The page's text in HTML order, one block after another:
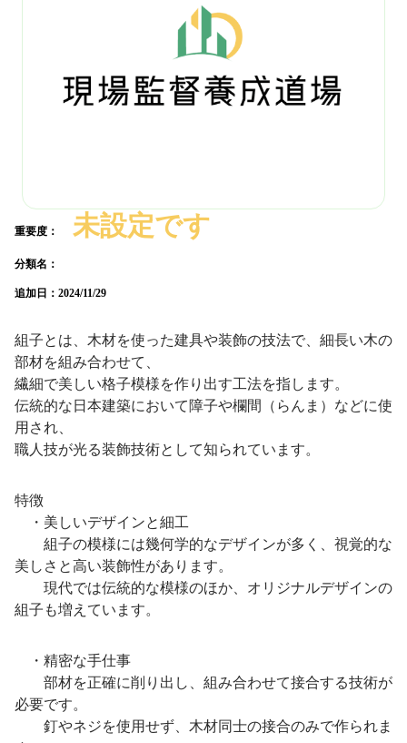
重要度： 未設定です
分類名：
追加日： 2024/11/29
組子とは、木材を使った建具や装飾の技法で、細長い木の
部材を組み合わせて、
繊細で美しい格子模様を作り出す工法を指します。
伝統的な日本建築において障子や欄間（らんま）などに使
用され、
職人技が光る装飾技術として知られています。
特徴
・美しいデザインと細工
組子の模様には幾何学的なデザインが多く、視覚的な
美しさと高い装飾性があります。
現代では伝統的な模様のほか、オリジナルデザインの
組子も増えています。
・精密な手仕事
部材を正確に削り出し、組み合わせて接合する技術が
必要です。
釘やネジを使用せず、木材同士の接合のみで作られま